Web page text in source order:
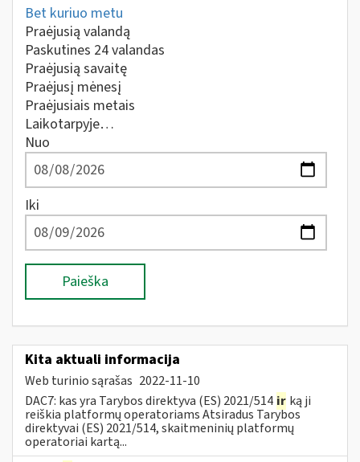
Bet kuriuo metu
Praėjusią valandą
Paskutines 24 valandas
Praėjusią savaitę
Praėjusį mėnesį
Praėjusiais metais
Laikotarpyje…
Nuo
Iki
Paieška
Kita aktuali informacija
Web turinio sąrašas 2022-11-10
DAC7: kas yra Tarybos direktyva (ES) 2021/514 ir ką ji
reiškia platformų operatoriams Atsiradus Tarybos
direktyvai (ES) 2021/514, skaitmeninių platformų
operatoriai kartą...